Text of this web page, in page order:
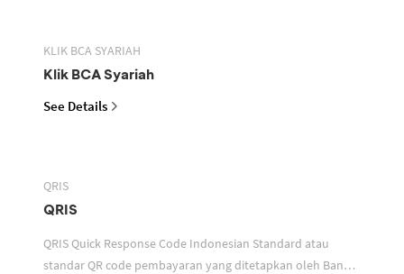
KLIK BCA SYARIAH
Klik BCA Syariah
See Details
QRIS
QRIS
QRIS Quick Response Code Indonesian Standard atau
standar QR code pembayaran yang ditetapkan oleh Bank